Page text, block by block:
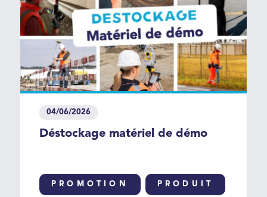
04/06/2026
Déstockage matériel de démo
PROMOTION PRODUIT